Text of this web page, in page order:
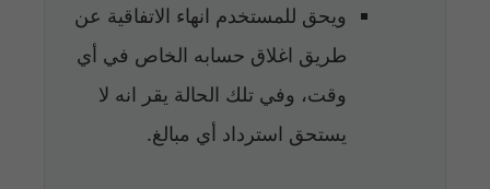
ويحق للمستخدم انهاء الاتفاقية عن
طريق اغلاق حسابه الخاص في أي
وقت، وفي تلك الحالة يقر انه لا
يستحق استرداد أي مبالغ.